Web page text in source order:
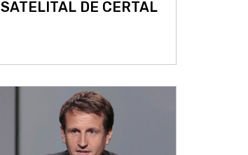
SATELITAL DE CERTAL